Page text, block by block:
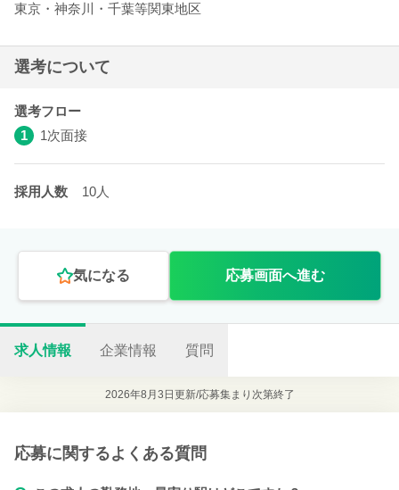
東京・神奈川・千葉等関東地区
選考について
選考フロー
1
1次面接
採用人数 10人
気になる 応募画面へ進む
求人情報 企業情報 質問
2026年8月3日更新/応募集まり次第終了
応募に関するよくある質問